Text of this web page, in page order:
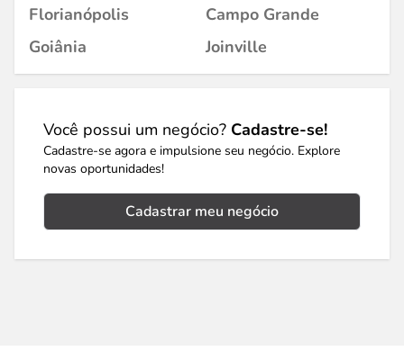
Florianópolis
Campo Grande
Goiânia
Joinville
Você possui um negócio? Cadastre-se!
Cadastre-se agora e impulsione seu negócio. Explore
novas oportunidades!
Cadastrar meu negócio